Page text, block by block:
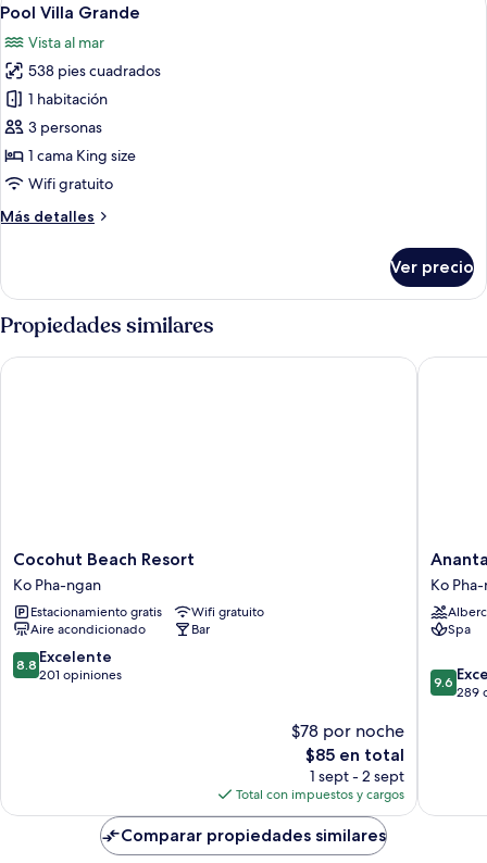
todas
las
fotos
de
Pool
Villa
Grande
8
Pool Villa Grande
Vista al mar
538 pies cuadrados
1 habitación
3 personas
1 cama King size
Wifi gratuito
Más detalles
Más
Villa
Ver precio
Propiedades similares
Cocohut
Beach
Resort
Ko
Pha-
ngan
Cocohut Beach Resort
Ko Pha-ngan
Estacionamiento gratis
Wifi gratuito
Aire acondicionado
Bar
8.8
de
8.8 Excelente
201 opiniones
$78 por noche
El
precio
actual
es
de
$85
$85 en total
1 sept - 2 sept
Total con impuestos y cargos
Cocohut Beach Resort
Koh
Villas
Pha-
ngan
Ko
Spa
9.6
de
9.6
289
Comparar propiedades similares